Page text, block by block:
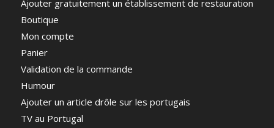
Ajouter gratuitement un établissement de restauration
Boutique
Mon compte
Panier
Validation de la commande
Humour
Ajouter un article drôle sur les portugais
TV au Portugal